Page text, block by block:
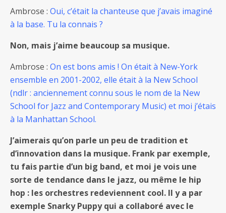
Ambrose : Oui, c’était la chanteuse que j’avais imaginé
à la base. Tu la connais ?
Non, mais j’aime beaucoup sa musique.
Ambrose : On est bons amis ! On était à New-York
ensemble en 2001-2002, elle était à la New School
(ndlr : anciennement connu sous le nom de la New
School for Jazz and Contemporary Music) et moi j’étais
à la Manhattan School.
J’aimerais qu’on parle un peu de tradition et
d’innovation dans la musique. Frank par exemple,
tu fais partie d’un big band, et moi je vois une
sorte de tendance dans le jazz, ou même le hip
hop : les orchestres redeviennent cool. Il y a par
exemple Snarky Puppy qui a collaboré avec le